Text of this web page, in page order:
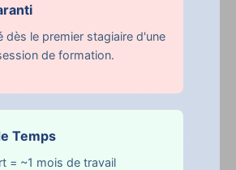
dès le premier stagiaire d'une
de formation.
Temps
= ~1 mois de travail